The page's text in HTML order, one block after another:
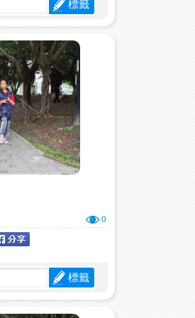
標籤
0
標籤